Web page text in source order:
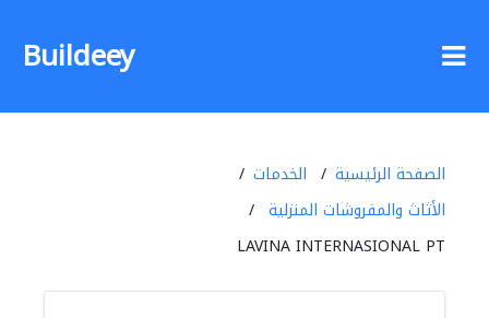
Buildeey
الصفحة الرئيسية
الخدمات
الأثاث والمفروشات المنزلية
LAVINA INTERNASIONAL PT